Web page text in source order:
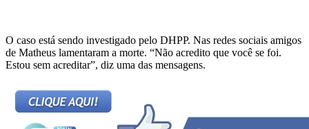
O caso está sendo investigado pelo DHPP. Nas redes sociais amigos
de Matheus lamentaram a morte. “Não acredito que você se foi.
Estou sem acreditar”, diz uma das mensagens.